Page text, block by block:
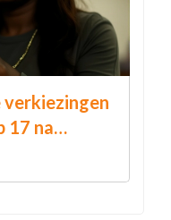
verkiezingen
17 na